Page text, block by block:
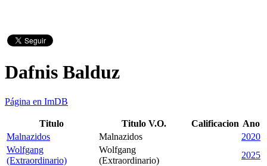
Dafnis Balduz
Página en ImDB
Titulo Titulo V.O. Calificacion Ano
Malnazidos
Malnazidos
2020
Wolfgang
(Extraordinario)
Wolfgang
(Extraordinario)
2025